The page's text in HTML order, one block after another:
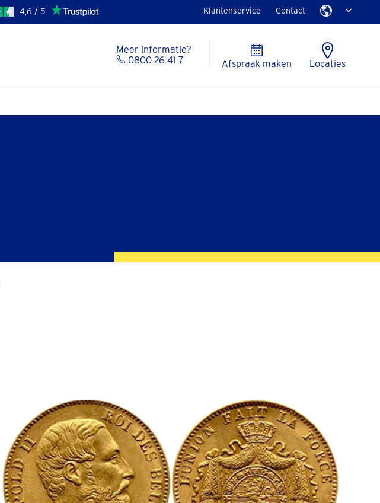
4,6 / 5 Klantenservice Contact
Meer informatie?
0800 26 41 7
Afspraak maken Locaties